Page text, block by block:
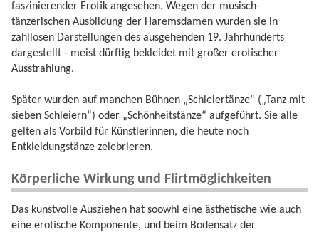
faszinierender Erotik angesehen. Wegen der musisch-
tänzerischen Ausbildung der Haremsdamen wurden sie in
zahllosen Darstellungen des ausgehenden 19. Jahrhunderts
dargestellt - meist dürftig bekleidet mit großer erotischer
Ausstrahlung.
Später wurden auf manchen Bühnen „Schleiertänze“ („Tanz mit
sieben Schleiern“) oder „Schönheitstänze“ aufgeführt. Sie alle
gelten als Vorbild für Künstlerinnen, die heute noch
Entkleidungstänze zelebrieren.
Körperliche Wirkung und Flirtmöglichkeiten
Das kunstvolle Ausziehen hat soowhl eine ästhetische wie auch
eine erotische Komponente, und beim Bodensatz der